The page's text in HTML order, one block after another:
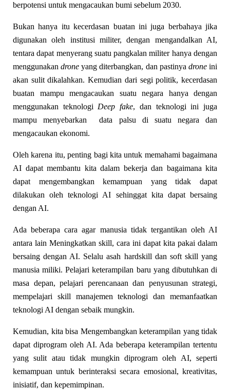
berpotensi untuk mengacaukan bumi sebelum 2030.
Bukan hanya itu kecerdasan buatan ini juga berbahaya jika
digunakan oleh institusi militer, dengan mengandalkan AI,
tentara dapat menyerang suatu pangkalan militer hanya dengan
menggunakandrone yang diterbangkan, dan pastinya droneini
akan sulit dikalahkan. Kemudian dari segi politik, kecerdasan
buatan mampu mengacaukan suatu negara hanya dengan
menggunakan teknologiDeep fake, dan teknologi ini juga
mampu menyebarkan data palsu di suatu negara dan
mengacaukan ekonomi.
Oleh karena itu, penting bagi kita untuk memahami bagaimana
AI dapat membantu kita dalam bekerja dan bagaimana kita
dapat mengembangkan kemampuan yang tidak dapat
dilakukan oleh teknologi AI sehinggat kita dapat bersaing
dengan AI.
Ada beberapa cara agar manusia tidak tergantikan oleh AI
antara lain Meningkatkan skill, cara ini dapat kita pakai dalam
bersaing dengan AI. Selalu asah hardskill dan soft skill yang
manusia miliki. Pelajari keterampilan baru yang dibutuhkan di
masa depan, pelajari perencanaan dan penyusunan strategi,
mempelajari skill manajemen teknologi dan memanfaatkan
teknologi AI dengan sebaik mungkin.
Kemudian, kita bisa Mengembangkan keterampilan yang tidak
dapat diprogram oleh AI. Ada beberapa keterampilan tertentu
yang sulit atau tidak mungkin diprogram oleh AI, seperti
kemampuan untuk berinteraksi secara emosional, kreativitas,
inisiatif, dan kepemimpinan.